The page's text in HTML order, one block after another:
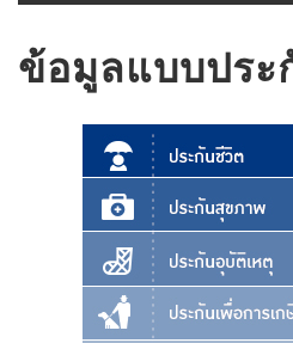
ข้อมูลแบบประ